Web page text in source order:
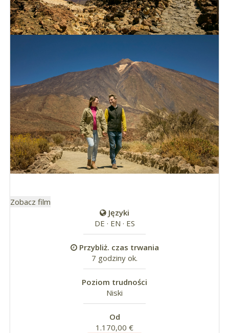
Zobacz film
Języki
DE · EN · ES
Przybliż. czas trwania
7 godziny ok.
Poziom trudności
Niski
Od
1.170,00 €